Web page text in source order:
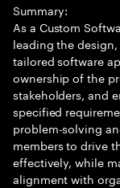
Summary:
As a Custom
leading the
tailored software
ownership of the
stakeholders, and
specified
problem-solving
members to drive
effectively, while
alignment with